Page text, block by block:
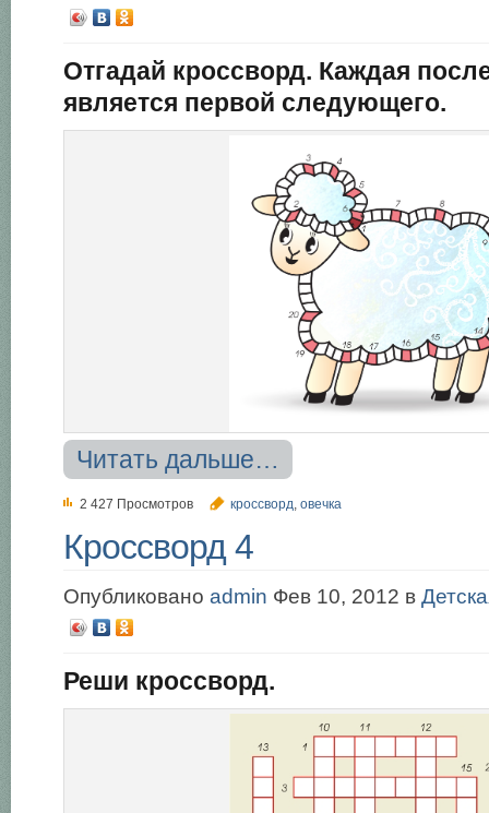
Отгадай кроссворд. Каждая
является первой следующего.
Читать дальше…
2 427 Просмотров кроссворд, овечка
Кроссворд 4
Опубликовано admin Фев 10, 2012 в
Реши кроссворд.